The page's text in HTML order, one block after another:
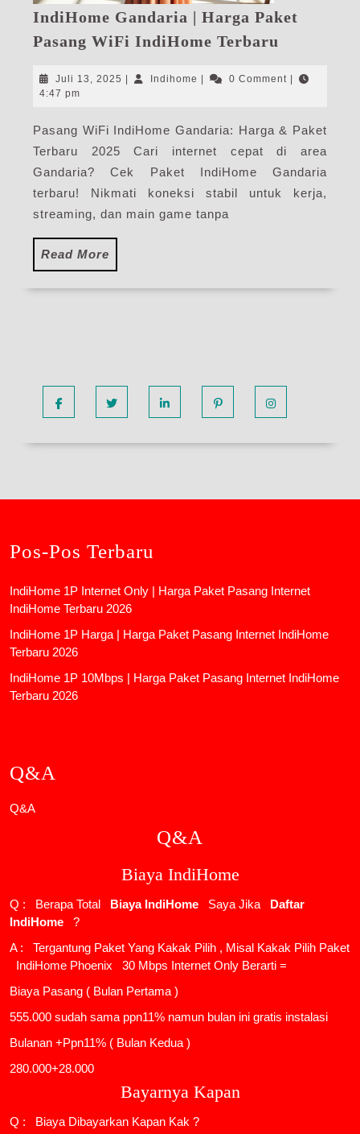
IndiHome Gandaria | Harga Paket
Pasang WiFi IndiHome Terbaru
|
Pasang
WiFi
IndiHome
Terbaru
Juli 13, 2025 Juli
| Indihome Indihome
| 0 Comment |
4:47 pm
Pasang WiFi IndiHome Gandaria: Harga & Paket
Terbaru 2025 Cari internet cepat di area
Gandaria? Cek Paket IndiHome Gandaria
terbaru! Nikmati koneksi stabil untuk kerja,
streaming, dan main game tanpa
Read More
More
Pos-Pos Terbaru
IndiHome 1P Internet Only | Harga Paket Pasang Internet
IndiHome Terbaru 2026
IndiHome 1P Harga | Harga Paket Pasang Internet IndiHome
Terbaru 2026
IndiHome 1P 10Mbps | Harga Paket Pasang Internet IndiHome
Terbaru 2026
Q&A
Q&A
Q&A
Biaya IndiHome
Q : Berapa Total Biaya IndiHome Saya Jika
Daftar
IndiHome
?
A : Tergantung Paket Yang Kakak Pilih , Misal Kakak Pilih Paket
IndiHome Phoenix
30 Mbps Internet Only Berarti =
Biaya Pasang ( Bulan Pertama )
555.000 sudah sama ppn11% namun bulan ini gratis instalasi
Bulanan +Ppn11% ( Bulan Kedua )
280.000+28.000
Bayarnya Kapan
Q : Biaya Dibayarkan Kapan Kak ?